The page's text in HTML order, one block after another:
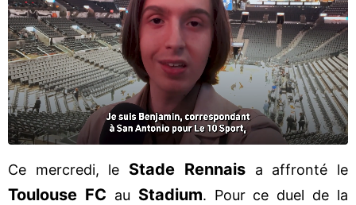
Ce mercredi, le Stade Rennaisa affronté le
Toulouse FC au Stadium. Pour ce duel de la